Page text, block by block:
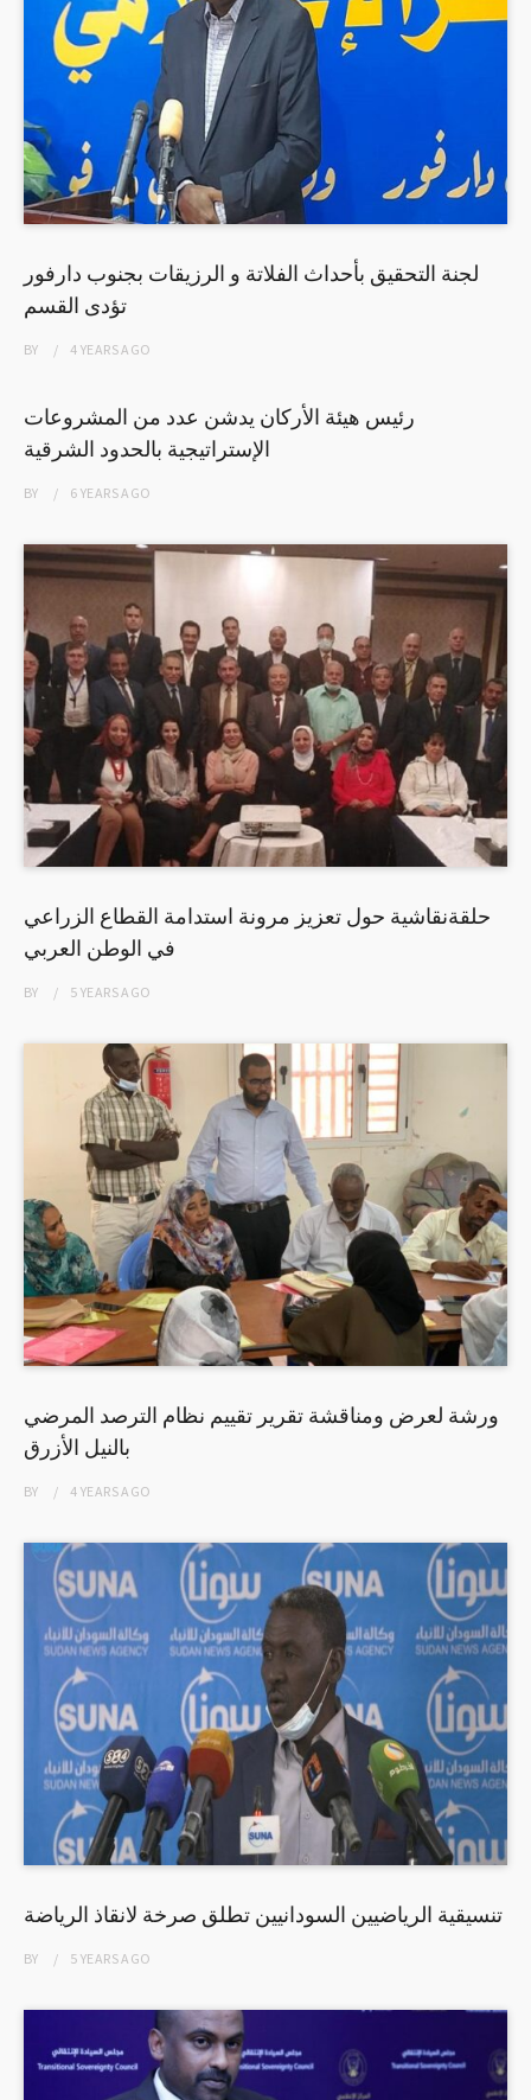
لجنة التحقيق بأحداث الفلاتة و الرزيقات بجنوب دارفور
تؤدى القسم
BY 4 YEARSAGO
رئيس هيئة الأركان يدشن عدد من المشروعات
الإستراتيجية بالحدود الشرقية
BY 6 YEARSAGO
حلقةنقاشية حول تعزيز مرونة استدامة القطاع الزراعي
في الوطن العربي
BY 5 YEARSAGO
ورشة لعرض ومناقشة تقرير تقييم نظام الترصد المرضي
بالنيل الأزرق
BY 4 YEARSAGO
تنسيقية الرياضيين السودانيين تطلق صرخة لانقاذ الرياضة
BY 5 YEARSAGO